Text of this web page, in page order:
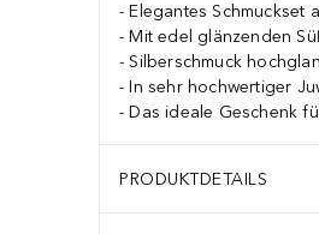
Elegantes Schmuckset
Mit edel glänzenden
Silberschmuck
In sehr hochwertiger
Das ideale Geschenk
PRODUKTDETAILS